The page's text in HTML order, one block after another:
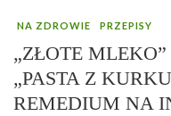
NA ZDROWIE PRZEPISY
„ZŁOTE
„PASTA Z
REMEDIUM NA